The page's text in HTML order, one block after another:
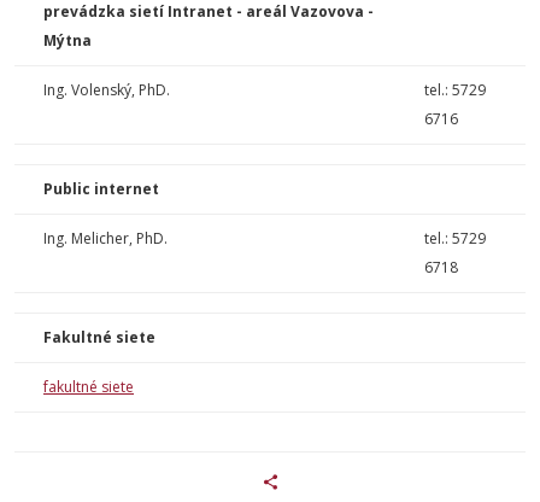
prevádzka sietí Intranet - areál Vazovova -
Mýtna
Ing. Volenský, PhD.
tel.: 5729
6716
Public internet
Ing. Melicher, PhD.
tel.: 5729
6718
Fakultné siete
fakultné siete